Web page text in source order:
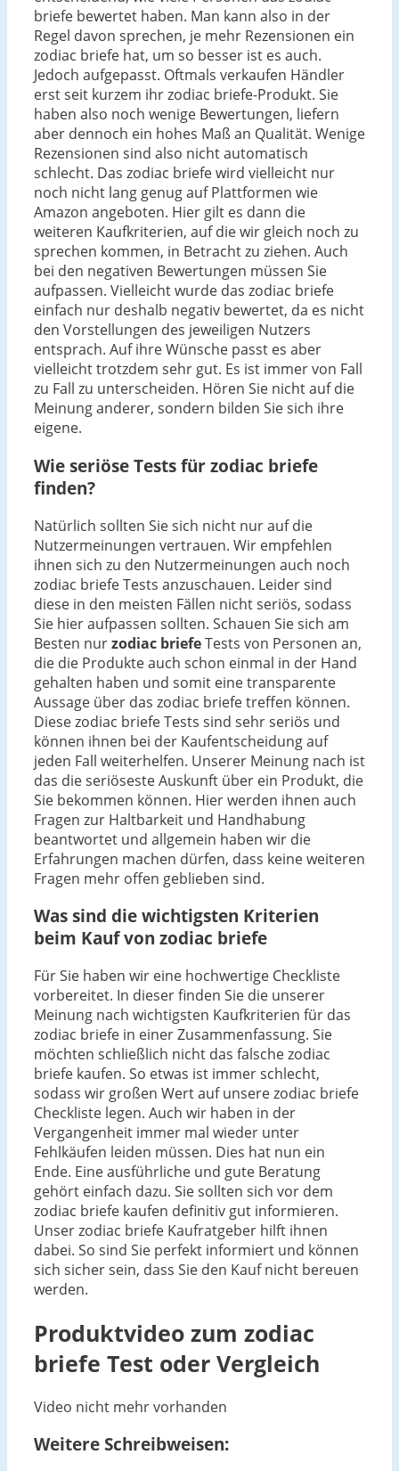
briefe bewertet haben. Man kann also in der
Regel davon sprechen, je mehr Rezensionen ein
zodiac briefe hat, um so besser ist es auch.
Jedoch aufgepasst. Oftmals verkaufen Händler
erst seit kurzem ihr zodiac briefe-Produkt. Sie
haben also noch wenige Bewertungen, liefern
aber dennoch ein hohes Maß an Qualität. Wenige
Rezensionen sind also nicht automatisch
schlecht. Das zodiac briefe wird vielleicht nur
noch nicht lang genug auf Plattformen wie
Amazon angeboten. Hier gilt es dann die
weiteren Kaufkriterien, auf die wir gleich noch zu
sprechen kommen, in Betracht zu ziehen. Auch
bei den negativen Bewertungen müssen Sie
aufpassen. Vielleicht wurde das zodiac briefe
einfach nur deshalb negativ bewertet, da es nicht
den Vorstellungen des jeweiligen Nutzers
entsprach. Auf ihre Wünsche passt es aber
vielleicht trotzdem sehr gut. Es ist immer von Fall
zu Fall zu unterscheiden. Hören Sie nicht auf die
Meinung anderer, sondern bilden Sie sich ihre
eigene.
Wie seriöse Tests für zodiac briefe
finden?
Natürlich sollten Sie sich nicht nur auf die
Nutzermeinungen vertrauen. Wir empfehlen
ihnen sich zu den Nutzermeinungen auch noch
zodiac briefe Tests anzuschauen. Leider sind
diese in den meisten Fällen nicht seriös, sodass
Sie hier aufpassen sollten. Schauen Sie sich am
Besten nurzodiac briefeTests von Personen an,
die die Produkte auch schon einmal in der Hand
gehalten haben und somit eine transparente
Aussage über das zodiac briefe treffen können.
Diese zodiac briefe Tests sind sehr seriös und
können ihnen bei der Kaufentscheidung auf
jeden Fall weiterhelfen. Unserer Meinung nach ist
das die seriöseste Auskunft über ein Produkt, die
Sie bekommen können. Hier werden ihnen auch
Fragen zur Haltbarkeit und Handhabung
beantwortet und allgemein haben wir die
Erfahrungen machen dürfen, dass keine weiteren
Fragen mehr offen geblieben sind.
Was sind die wichtigsten Kriterien
beim Kauf von zodiac briefe
Für Sie haben wir eine hochwertige Checkliste
vorbereitet. In dieser finden Sie die unserer
Meinung nach wichtigsten Kaufkriterien für das
zodiac briefe in einer Zusammenfassung. Sie
möchten schließlich nicht das falsche zodiac
briefe kaufen. So etwas ist immer schlecht,
sodass wir großen Wert auf unsere zodiac briefe
Checkliste legen. Auch wir haben in der
Vergangenheit immer mal wieder unter
Fehlkäufen leiden müssen. Dies hat nun ein
Ende. Eine ausführliche und gute Beratung
gehört einfach dazu. Sie sollten sich vor dem
zodiac briefe kaufen definitiv gut informieren.
Unser zodiac briefe Kaufratgeber hilft ihnen
dabei. So sind Sie perfekt informiert und können
sich sicher sein, dass Sie den Kauf nicht bereuen
werden.
Produktvideo zum zodiac
briefe Test oder Vergleich
Video nicht mehr vorhanden
Weitere Schreibweisen: